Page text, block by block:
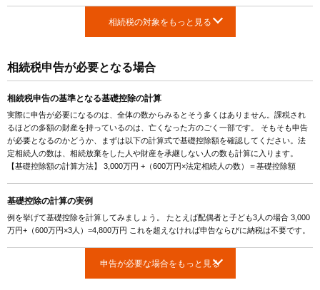
相続税の対象をもっと見る
相続税申告が必要となる場合
相続税申告の基準となる基礎控除の計算
実際に申告が必要になるのは、全体の数からみるとそう多くはありません。課税され
るほどの多額の財産を持っているのは、亡くなった方のごく一部です。 そもそも申告
が必要となるのかどうか、まずは以下の計算式で基礎控除額を確認してください。法
定相続人の数は、相続放棄をした人や財産を承継しない人の数も計算に入ります。
【基礎控除額の計算方法】 3,000万円 +（600万円×法定相続人の数）＝基礎控除額
基礎控除の計算の実例
例を挙げて基礎控除を計算してみましょう。 たとえば配偶者と子ども3人の場合 3,000
万円+（600万円×3人）=4,800万円 これを超えなければ申告ならびに納税は不要です。
申告が必要な場合をもっと見る